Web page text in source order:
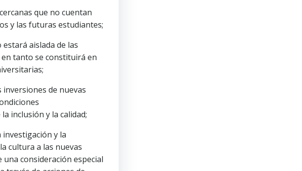
que no cuentan
y las futuras estudiantes;
aislada de las
en tanto se constituirá en
de nuevas
inclusión y la calidad;
investigación y la
cultura a las nuevas
consideración especial